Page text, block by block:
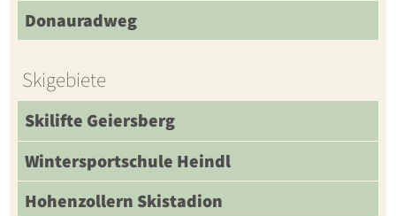
Donauradweg
Skigebiete
Skilifte Geiersberg
Wintersportschule Heindl
Hohenzollern Skistadion